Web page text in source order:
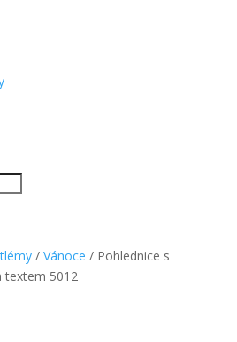
/ Vánoce / Pohlednice s
textem 5012